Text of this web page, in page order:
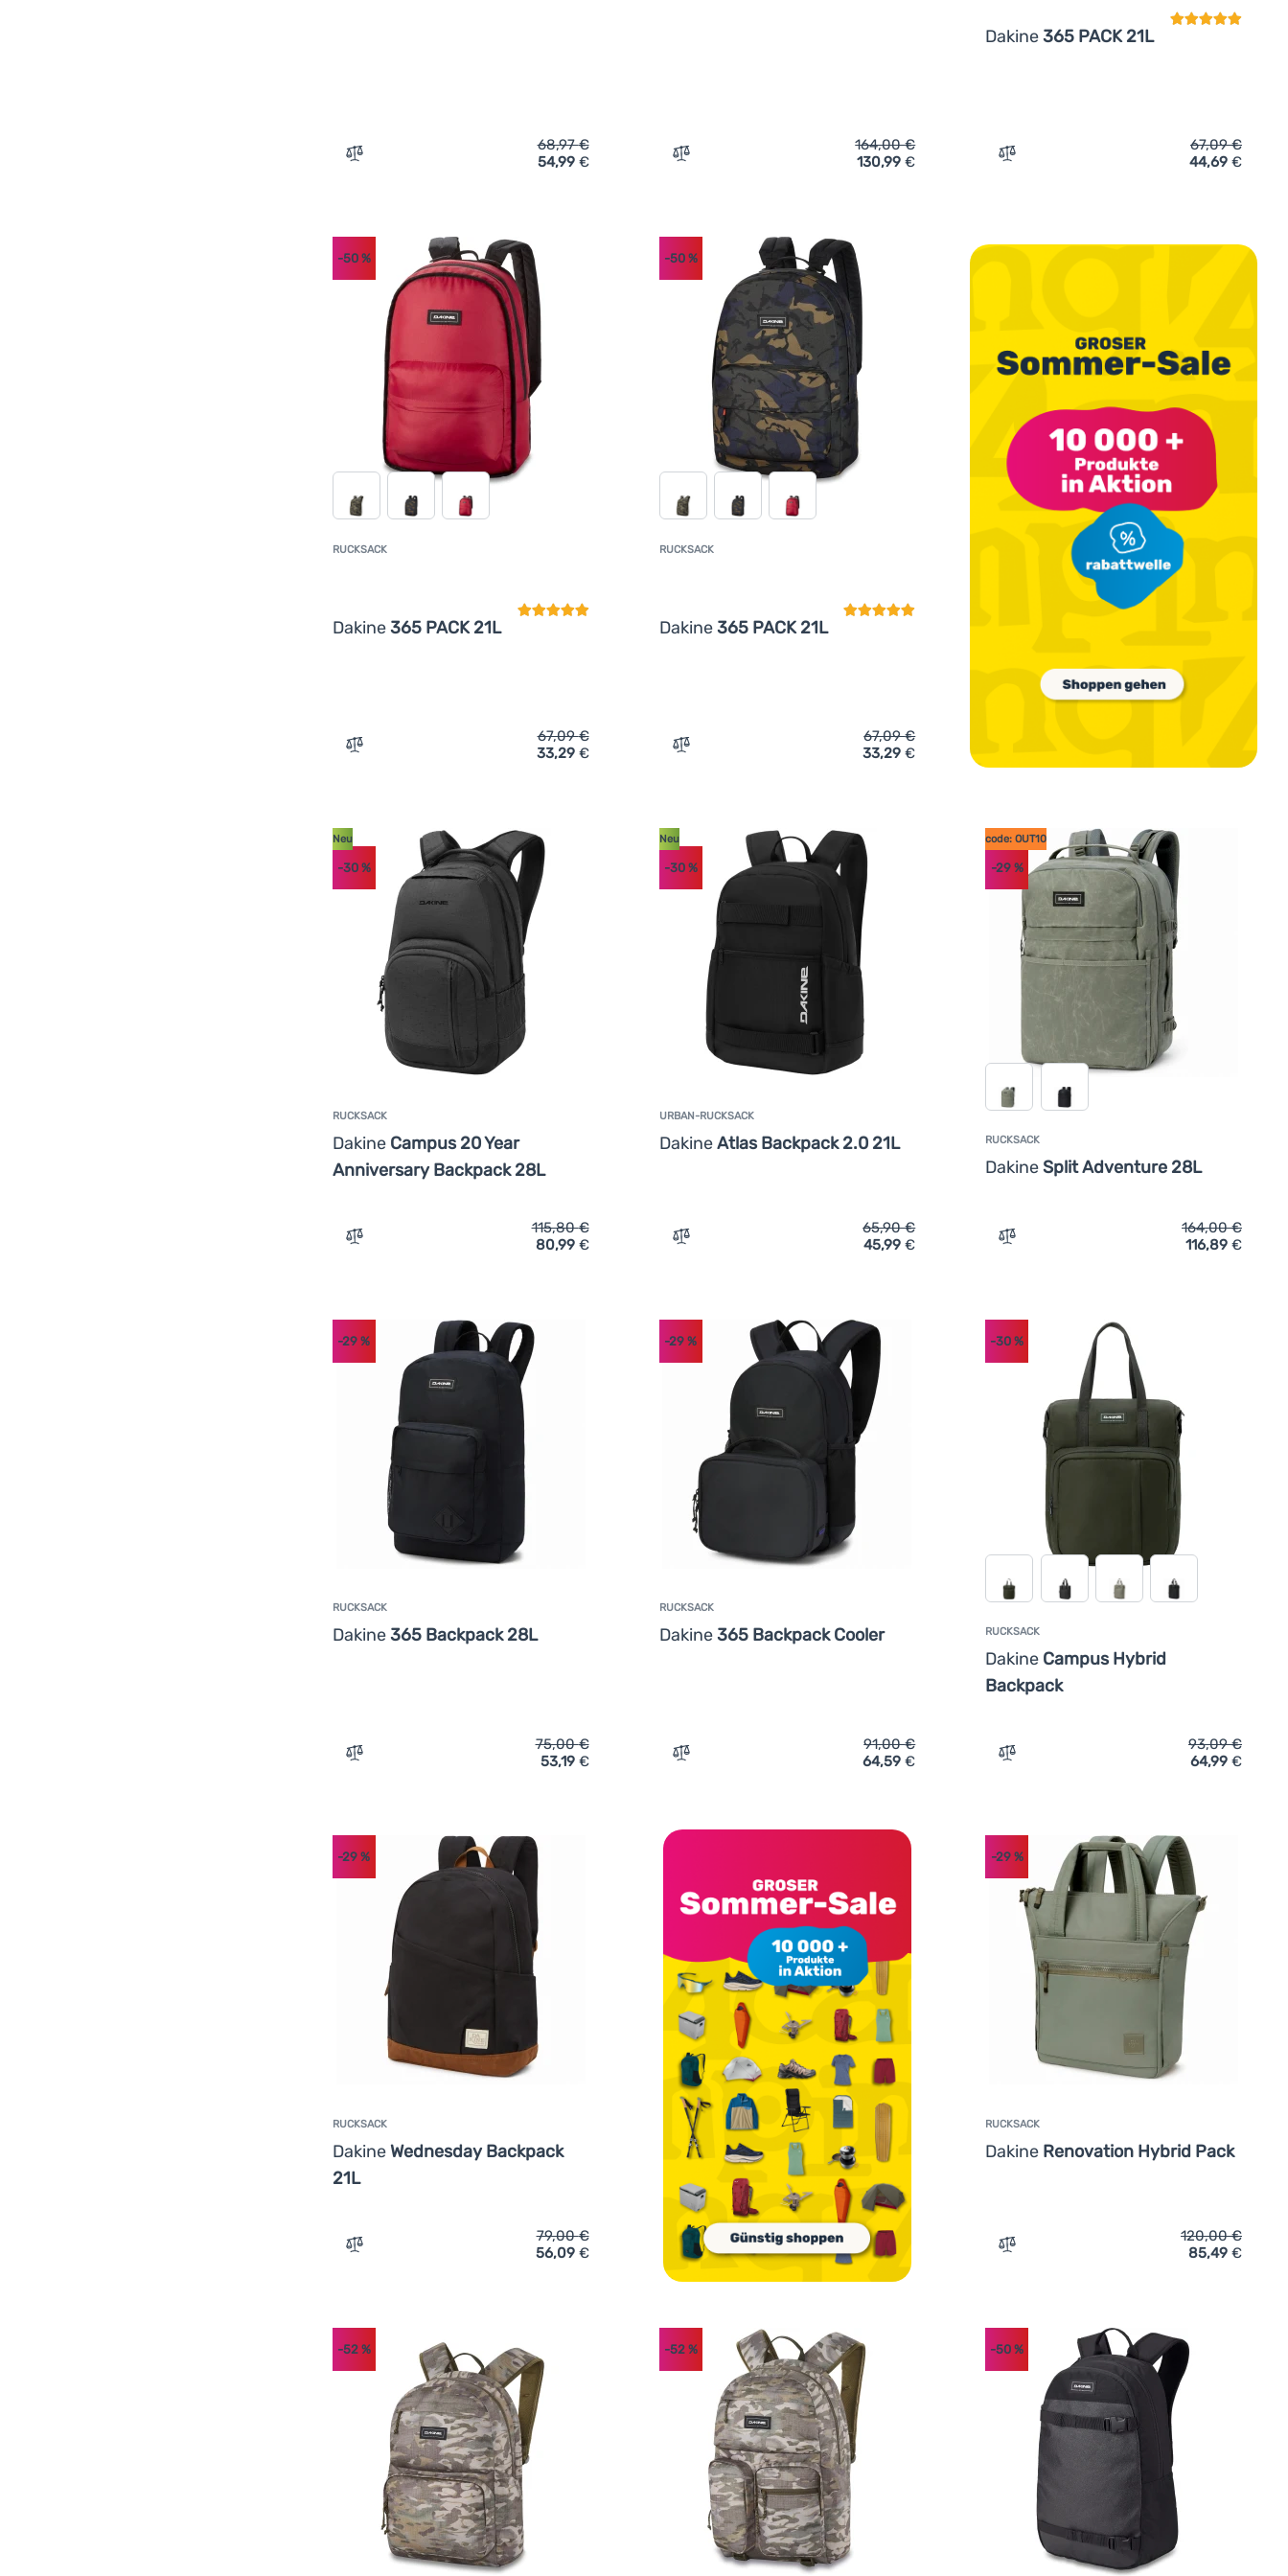
Zum Vergleich 'Rucksack Dakine Tardy Slip Backpack 25L' hinzufügen
68,97€
54,99 € Zum Vergleich 'Rucksack Dakine Split Adventure 28L' hinzufügen
164,00€
130,99€
Dakine365 PACK 21L
Zum Vergleich 'Rucksack Dakine 365
67,09€
44,69 €
RUCKSACK
Dakine365 PACK 21L
-50%
Zum Vergleich 'Rucksack Dakine 365 PACK 21L' hinzufügen
67,09€
33,29 €
RUCKSACK
Dakine365 PACK 21L
-50%
Zum Vergleich 'Rucksack Dakine 365 PACK 21L' hinzufügen
67,09€
33,29€
RUCKSACK
Dakine Campus 20 Year
Anniversary Backpack 28L
Neu
-30%
Zum Vergleich 'Rucksack Dakine Campus 20 Year Anniversary Backpack 28L' hinzufügen
115,80€
80,99 €
URBAN-RUCKSACK
DakineAtlas Backpack 2.0 21L
Neu
-30%
Zum Vergleich 'Urban-Rucksack Dakine Atlas Backpack 2.0 21L' hinzufügen
65,90€
45,99€
RUCKSACK
DakineSplit Adventure 28L
code: OUT10
-29%
Zum Vergleich 'Rucksack Dakine Split
164,00€
116,89 €
RUCKSACK
Dakine365 Backpack 28L
-29 %
Zum Vergleich 'Rucksack Dakine 365 Backpack 28L' hinzufügen
75,00€
53,19 €
RUCKSACK
Dakine365 Backpack Cooler
-29 %
Zum Vergleich 'Rucksack Dakine 365 Backpack Cooler' hinzufügen
91,00€
64,59€
RUCKSACK
Dakine Campus Hybrid
Backpack
-30 %
Zum Vergleich 'Rucksack Dakine
93,09€
64,99 €
RUCKSACK
DakineWednesday Backpack
21L
-29 %
Zum Vergleich 'Rucksack Dakine Wednesday Backpack 21L' hinzufügen
79,00€
56,09 €
RUCKSACK
Dakine Renovation Hybrid Pack
-29%
Zum Vergleich 'Rucksack Dakine
120,00€
85,49 €
-52% -52% -50 %